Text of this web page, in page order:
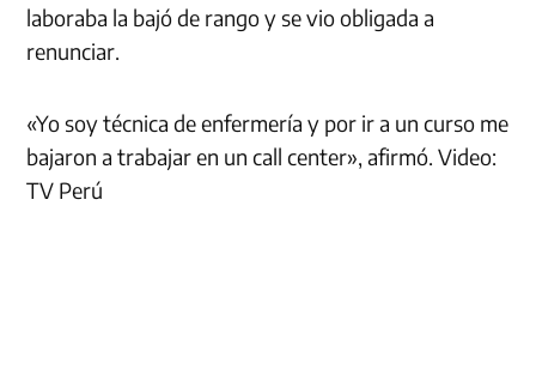
laboraba la bajó de rango y se vio obligada a
renunciar.
«Yo soy técnica de enfermería y por ir a un curso me
bajaron a trabajar en un call center», afirmó. Video:
TV Perú